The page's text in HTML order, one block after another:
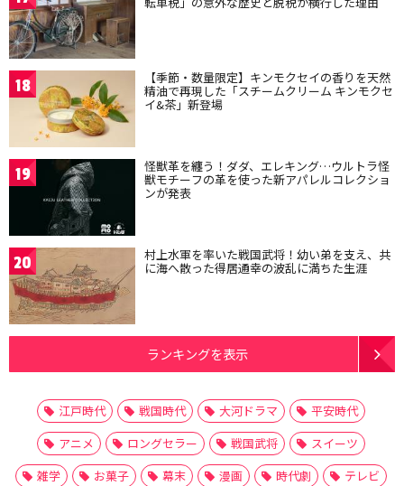
18 【季節・数量限定】キンモクセイの香りを天然
精油で再現した「スチームクリーム キンモクセ
イ&茶」新登場
19 怪獣革を纏う！ダダ、エレキング…ウルトラ怪
獣モチーフの革を使った新アパレルコレクショ
ンが発表
20 村上水軍を率いた戦国武将！幼い弟を支え、共
に海へ散った得居通幸の波乱に満ちた生涯
ランキングを表示
江戸時代 戦国時代 大河ドラマ
平安時代
アニメ
ロングセラー 戦国武将
スイーツ
雑学
お菓子 幕末 漫画 時代劇
テレビ